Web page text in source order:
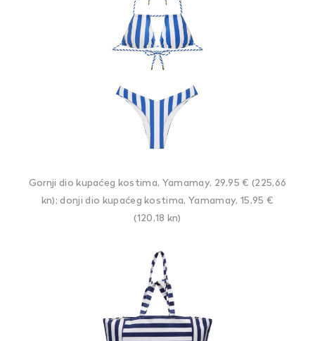
Gornji dio kupaćeg kostima, Yamamay, 29,95 € (225,66
kn); donji dio kupaćeg kostima, Yamamay, 15,95 €
(120,18 kn)